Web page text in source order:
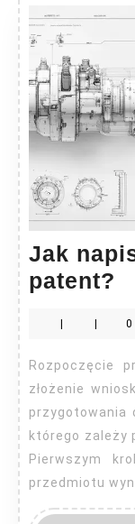
Jak
patent?
o
0
Rozpoczęcie procesu ochrony innowacji poprzez
złożenie
przygotowania
którego zależy
Pierwszym
przedmiotu